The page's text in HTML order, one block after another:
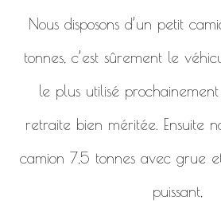
Nous disposons d’un petit
tonnes, c’est sûrement le
le plus utilisé
retraite bien méritée. Ensuite
camion 7,5 tonnes avec grue
puissant,